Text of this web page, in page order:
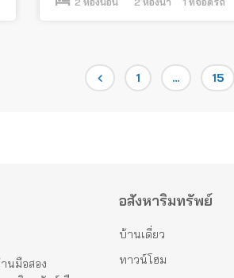
Page
1 … Page
15
นมือสอง
อสังหาริมทรัพย์
บ้านเดี่ยว
ทาวน์โฮม